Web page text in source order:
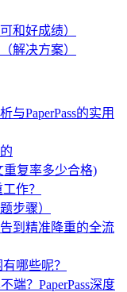
和好成绩）
解决方案）
PaperPass的实用
复率多少合格)
作？
步骤）
到精准降重的全流
哪些呢？
端？PaperPass深度